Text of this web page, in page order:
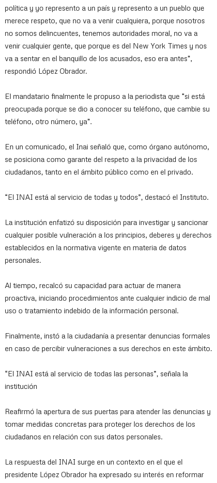
política y yo represento a un país y represento a un pueblo que
merece respeto, que no va a venir cualquiera, porque nosotros
no somos delincuentes, tenemos autoridades moral, no va a
venir cualquier gente, que porque es del New York Times y nos
va a sentar en el banquillo de los acusados, eso era antes”,
respondió López Obrador.
El mandatario finalmente le propuso a la periodista que “si está
preocupada porque se dio a conocer su teléfono, que cambie su
teléfono, otro número, ya”.
En un comunicado, el Inai señaló que, como órgano autónomo,
se posiciona como garante del respeto a la privacidad de los
ciudadanos, tanto en el ámbito público como en el privado.
“El INAI está al servicio de todas y todos”, destacó el Instituto.
La institución enfatizó su disposición para investigar y sancionar
cualquier posible vulneración a los principios, deberes y derechos
establecidos en la normativa vigente en materia de datos
personales.
Al tiempo, recalcó su capacidad para actuar de manera
proactiva, iniciando procedimientos ante cualquier indicio de mal
uso o tratamiento indebido de la información personal.
Finalmente, instó a la ciudadanía a presentar denuncias formales
en caso de percibir vulneraciones a sus derechos en este ámbito.
“El INAI está al servicio de todas las personas”, señala la
institución
Reafirmó la apertura de sus puertas para atender las denuncias y
tomar medidas concretas para proteger los derechos de los
ciudadanos en relación con sus datos personales.
La respuesta del INAI surge en un contexto en el que el
presidente López Obrador ha expresado su interés en reformar